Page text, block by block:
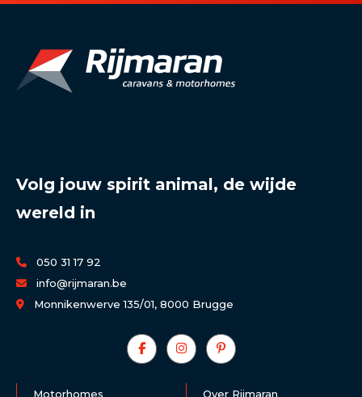
Volg jouw spirit animal, de wijde
wereld in
050 31 17 92
info@rijmaran.be
Monnikenwerve 135/01, 8000 Brugge
Motorhomes Over Rijmaran